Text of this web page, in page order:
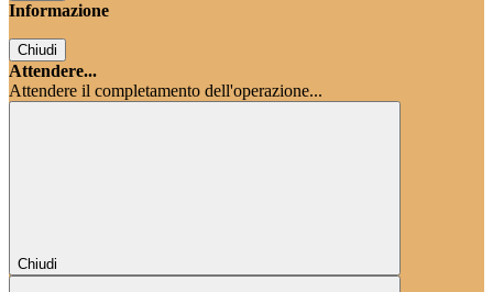
Informazione
Chiudi
Attendere...
Attendere il completamento dell'operazione...
Chiudi